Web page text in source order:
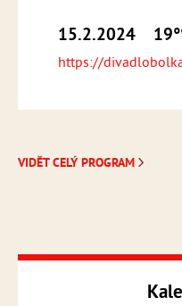
15.2.2024
https://
VIDĚT CELÝ PROGRAM